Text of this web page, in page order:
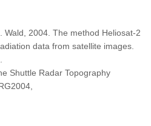
Wald, 2004. The method Heliosat-2
data from satellite images.
Shuttle Radar Topography